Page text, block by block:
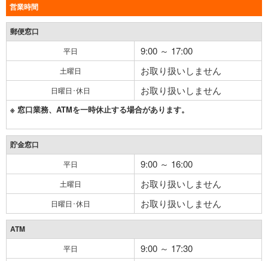
営業時間
郵便窓口
平日 9:00 ～ 17:00
土曜日 お取り扱いしません
日曜日･休日 お取り扱いしません
※ 窓口業務、ATMを一時休止する場合があります。
貯金窓口
平日 9:00 ～ 16:00
土曜日 お取り扱いしません
日曜日･休日 お取り扱いしません
ATM
平日 9:00 ～ 17:30